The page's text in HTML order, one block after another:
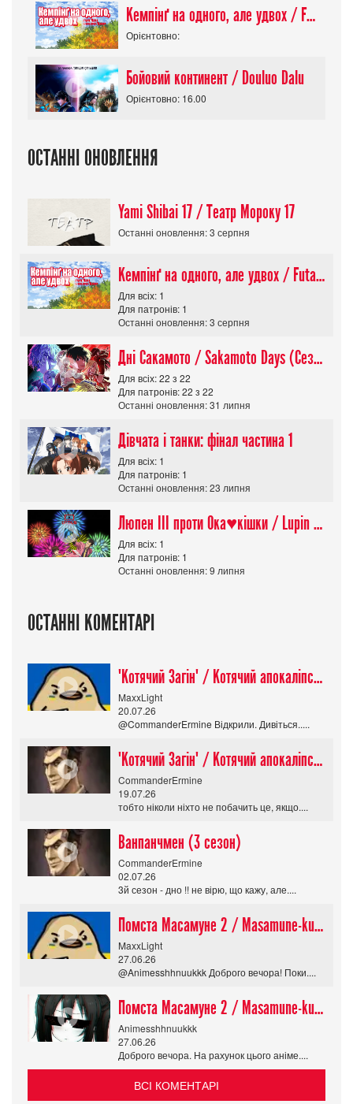
Кемпінґ на одного, але удвох / Futari Solo Camp
Орієнтовно:
Бойовий континент / Douluo Dalu
Орієнтовно: 16.00
ОСТАННІ ОНОВЛЕННЯ
Yami Shibai 17 / Театр Мороку 17
Останні оновлення: 3 серпня
Кемпінґ на одного, але удвох / Futari Solo Camp
Для всіх: 1
Для патронів: 1
Останні оновлення: 3 серпня
Дні Сакамото / Sakamoto Days (Сезон 1)
Для всіх: 22 з 22
Для патронів: 22 з 22
Останні оновлення: 31 липня
Дівчата і танки: фінал частина 1
Для всіх: 1
Для патронів: 1
Останні оновлення: 23 липня
Люпен ІІІ проти Ока♥кішки / Lupin III vs Cats Eye Movie
Для всіх: 1
Для патронів: 1
Останні оновлення: 9 липня
ОСТАННІ КОМЕНТАРІ
"Котячий Загін" / Котячий апокаліпсис / Cat Shit One
MaxxLight
20.07.26
@CommanderErmine Відкрили. Дивіться.....
"Котячий Загін" / Котячий апокаліпсис / Cat Shit One
CommanderErmine
19.07.26
тобто ніколи ніхто не побачить це, якщо....
Ванпанчмен (3 сезон)
CommanderErmine
02.07.26
3й сезон - дно !! не вірю, що кажу, але....
Помста Масамуне 2 / Masamune-kun no Revenge R
MaxxLight
27.06.26
@Animesshhnuukkk Доброго вечора! Поки....
Помста Масамуне 2 / Masamune-kun no Revenge R
Animesshhnuukkk
27.06.26
Доброго вечора. На рахунок цього аніме....
ВСІ КОМЕНТАРІ